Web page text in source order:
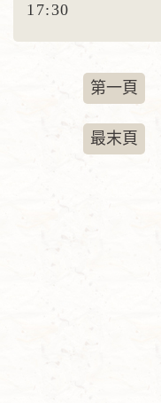
17:30
第一頁
最末頁